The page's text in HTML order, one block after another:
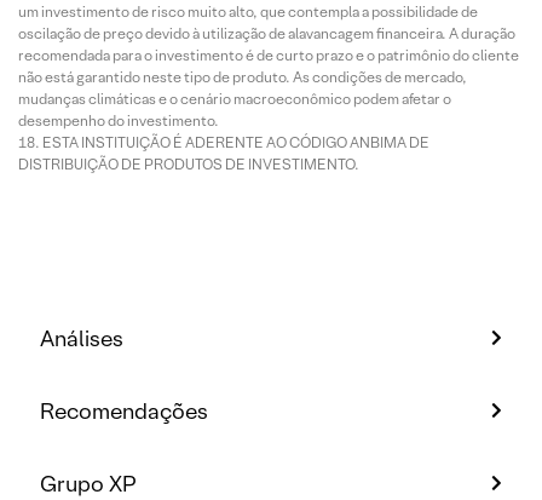
um investimento de risco muito alto, que contempla a possibilidade de
oscilação de preço devido à utilização de alavancagem financeira. A duração
recomendada para o investimento é de curto prazo e o patrimônio do cliente
não está garantido neste tipo de produto. As condições de mercado,
mudanças climáticas e o cenário macroeconômico podem afetar o
desempenho do investimento.
ESTA INSTITUIÇÃO É ADERENTE AO CÓDIGO ANBIMA DE
DISTRIBUIÇÃO DE PRODUTOS DE INVESTIMENTO.
Análises
Recomendações
Grupo XP